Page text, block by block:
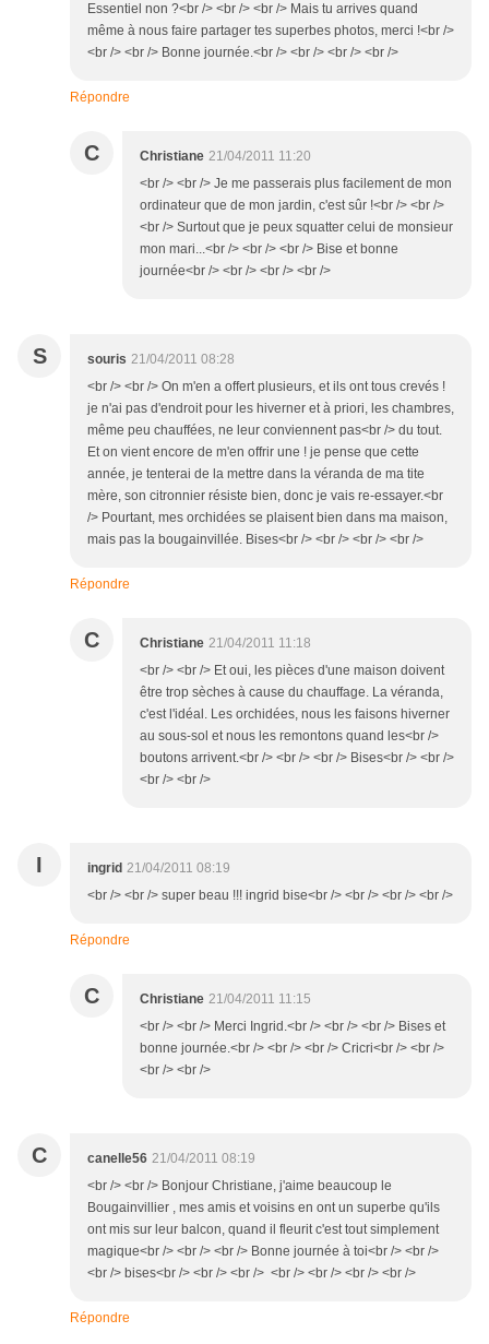
Essentiel non ?<br /> <br /> <br /> Mais tu arrives quand
même à nous faire partager tes superbes photos, merci !<br />
<br /> <br /> Bonne journée.<br /> <br /> <br /> <br />
Répondre
C Christiane 21/04/2011 11:20
<br /> <br /> Je me passerais plus facilement de mon
ordinateur que de mon jardin, c'est sûr !<br /> <br />
<br /> Surtout que je peux squatter celui de monsieur
mon mari...<br /> <br /> <br /> Bise et bonne
journée<br /> <br /> <br /> <br />
S souris 21/04/2011 08:28
<br /> <br /> On m'en a offert plusieurs, et ils ont tous crevés !
je n'ai pas d'endroit pour les hiverner et à priori, les chambres,
même peu chauffées, ne leur conviennent pas<br /> du tout.
Et on vient encore de m'en offrir une ! je pense que cette
année, je tenterai de la mettre dans la véranda de ma tite
mère, son citronnier résiste bien, donc je vais re-essayer.<br
/> Pourtant, mes orchidées se plaisent bien dans ma maison,
mais pas la bougainvillée. Bises<br /> <br /> <br /> <br />
Répondre
C Christiane 21/04/2011 11:18
<br /> <br /> Et oui, les pièces d'une maison doivent
être trop sèches à cause du chauffage. La véranda,
c'est l'idéal. Les orchidées, nous les faisons hiverner
au sous-sol et nous les remontons quand les<br />
boutons arrivent.<br /> <br /> <br /> Bises<br /> <br />
<br /> <br />
I ingrid 21/04/2011 08:19
<br /> <br /> super beau !!! ingrid bise<br /> <br /> <br /> <br />
Répondre
C Christiane 21/04/2011 11:15
<br /> <br /> Merci Ingrid.<br /> <br /> <br /> Bises et
bonne journée.<br /> <br /> <br /> Cricri<br /> <br />
<br /> <br />
C canelle56 21/04/2011 08:19
<br /> <br /> Bonjour Christiane, j'aime beaucoup le
Bougainvillier , mes amis et voisins en ont un superbe qu'ils
ont mis sur leur balcon, quand il fleurit c'est tout simplement
magique<br /> <br /> <br /> Bonne journée à toi<br /> <br />
<br /> bises<br /> <br /> <br /> <br /> <br /> <br /> <br />
Répondre